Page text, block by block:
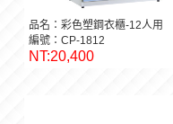
品名：彩色塑鋼衣櫃-12人用
編號：CP-1812
NT:20,400